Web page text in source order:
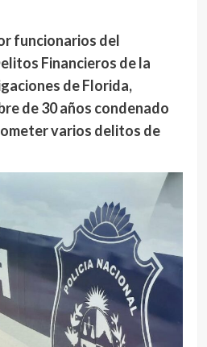
funcionarios del
Financieros de la
de Florida,
de 30 años condenado
varios delitos de